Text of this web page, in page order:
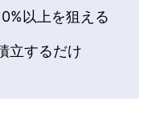
以上を狙える
立するだけ